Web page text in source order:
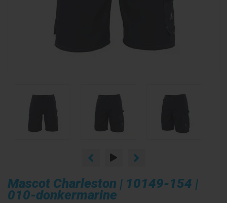
Mascot Charleston | 10149-154 |
010-donkermarine